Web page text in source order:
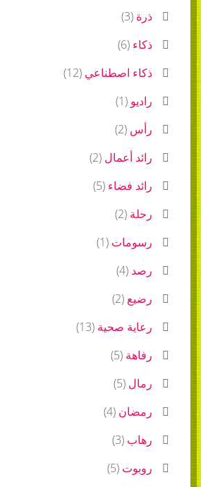
ذرة (
3
)
ذكاء (
6
)
ذكاء اصطناعي (
12
)
راديو (
1
)
رأس (
2
)
رائد أعمال (
2
)
رائد فضاء (
5
)
رحلة (
2
)
رسومات (
1
)
رصد (
4
)
رضيع (
2
)
رعاية صحية (
13
)
رفاهة (
5
)
رمال (
5
)
رمضان (
4
)
رهاب (
3
)
روبوت (
5
)